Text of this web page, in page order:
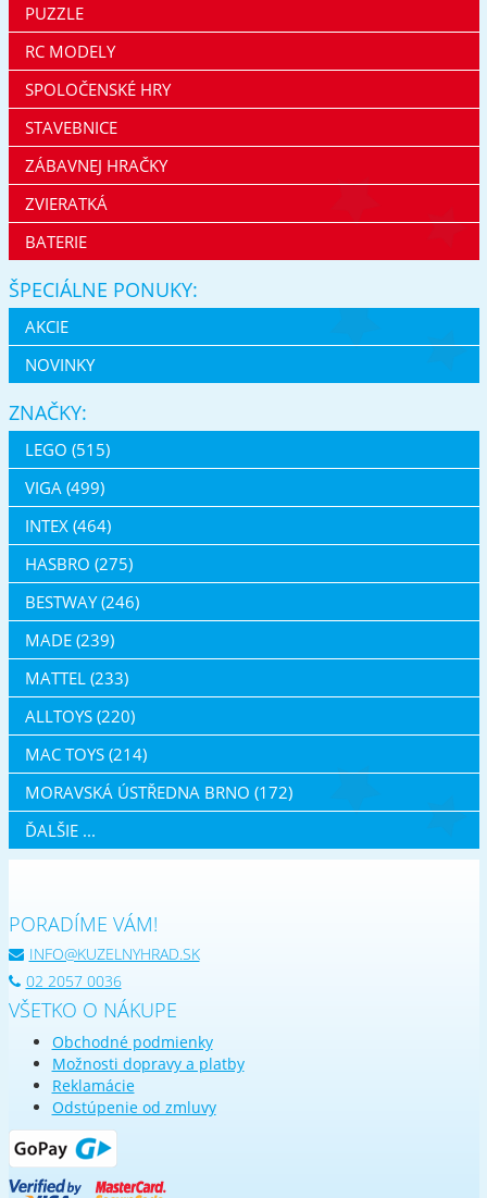
PUZZLE
RC MODELY
SPOLOČENSKÉ HRY
STAVEBNICE
ZÁBAVNEJ HRAČKY
ZVIERATKÁ
BATERIE
ŠPECIÁLNE PONUKY:
AKCIE
NOVINKY
ZNAČKY:
LEGO (515)
VIGA (499)
INTEX (464)
HASBRO (275)
BESTWAY (246)
MADE (239)
MATTEL (233)
ALLTOYS (220)
MAC TOYS (214)
MORAVSKÁ ÚSTŘEDNA BRNO (172)
ĎALŠIE ...
PORADÍME VÁM!
INFO@KUZELNYHRAD.SK
02 2057 0036
VŠETKO O NÁKUPE
Obchodné podmienky
Možnosti dopravy a platby
Reklamácie
Odstúpenie od zmluvy